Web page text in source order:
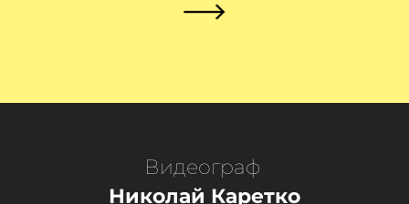
Видеограф
Николай Каретко